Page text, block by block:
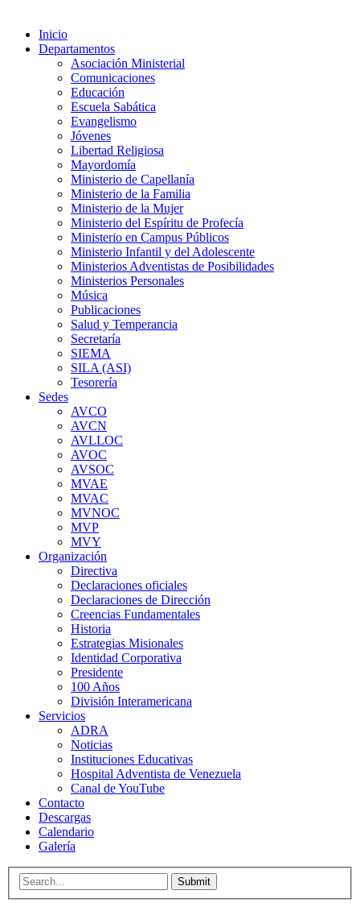
Inicio
Departamentos
Asociación Ministerial
Comunicaciones
Educación
Escuela Sabática
Evangelismo
Jóvenes
Libertad Religiosa
Mayordomía
Ministerio de Capellanía
Ministerio de la Familia
Ministerio de la Mujer
Ministerio del Espíritu de Profecía
Ministerio en Campus Públicos
Ministerio Infantil y del Adolescente
Ministerios Adventistas de Posibilidades
Ministerios Personales
Música
Publicaciones
Salud y Temperancia
Secretaría
SIEMA
SILA (ASI)
Tesorería
Sedes
AVCO
AVCN
AVLLOC
AVOC
AVSOC
MVAE
MVAC
MVNOC
MVP
MVY
Organización
Directiva
Declaraciones oficiales
Declaraciones de Dirección
Creencias Fundamentales
Historia
Estrategias Misionales
Identidad Corporativa
Presidente
100 Años
División Interamericana
Servicios
ADRA
Noticias
Instituciones Educativas
Hospital Adventista de Venezuela
Canal de YouTube
Contacto
Descargas
Calendario
Galería
Submit